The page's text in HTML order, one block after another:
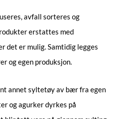
avfall sorteres og
erstattes med
det er mulig. Samtidig legges
og egen produksjon.
annet syltetøy av bær fra egen
og agurker dyrkes på